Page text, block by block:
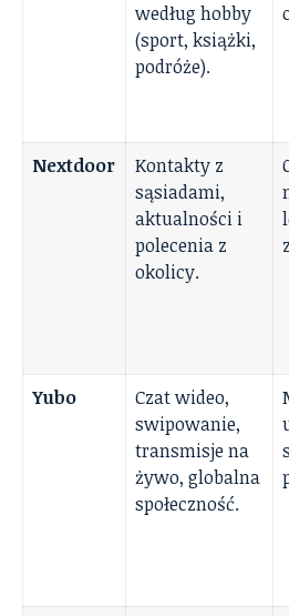
według hobby
(sport, książki,
podróże).
Nextdoor
Kontakty z
sąsiadami,
aktualności i
polecenia z
okolicy.
Yubo
Czat wideo,
swipowanie,
transmisje na
żywo, globalna
społeczność.